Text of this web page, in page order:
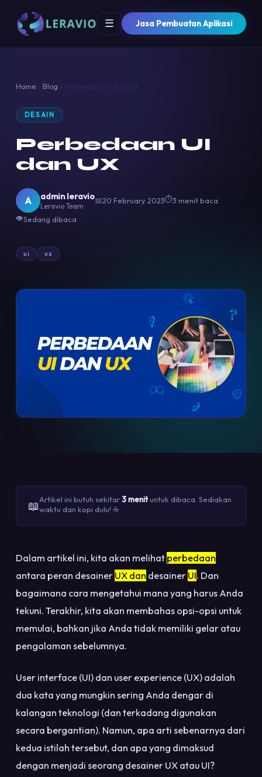
☰ Jasa Pembuatan Aplikasi
Home» Blog » Perbedaan UI dan UX
DESAIN
Perbedaan UI
dan UX
A admin leravio
Leravio Team
📅20 February 2023⏱3 menit baca
👁Sedang dibaca
ui ux
📖Artikel ini butuh sekitar3 menituntuk dibaca. Sediakan
waktu dan kopi dulu! ☕
Dalam artikel ini, kita akan melihat perbedaan
antara peran desainer UX dan desainer UI. Dan
bagaimana cara mengetahui mana yang harus Anda
tekuni. Terakhir, kita akan membahas opsi-opsi untuk
memulai, bahkan jika Anda tidak memiliki gelar atau
pengalaman sebelumnya.
User interface (UI) dan user experience (UX) adalah
dua kata yang mungkin sering Anda dengar di
kalangan teknologi (dan terkadang digunakan
secara bergantian). Namun, apa arti sebenarnya dari
kedua istilah tersebut, dan apa yang dimaksud
dengan menjadi seorang desainer UX atau UI?